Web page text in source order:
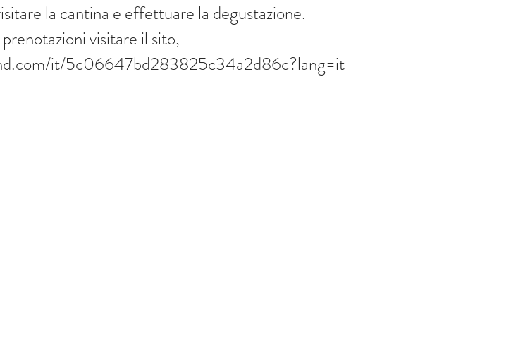
la cantina e effettuare la degustazione.
visitare il sito,
it/5c06647bd283825c34a2d86c?lang=it